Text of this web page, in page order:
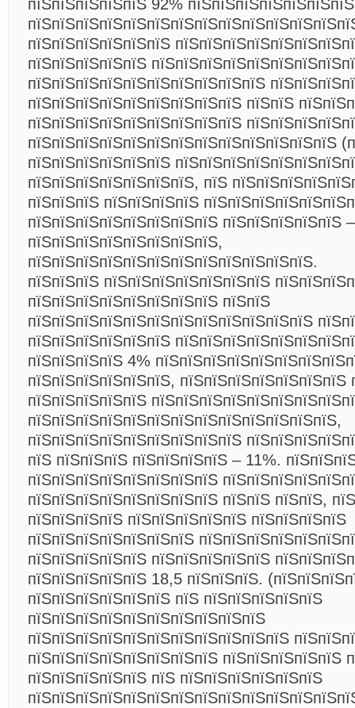
пїЅпїЅпїЅпїЅпїЅ 92%
пїЅпїЅпїЅпїЅпїЅпїЅ
пїЅпїЅпїЅпїЅпїЅ
пїЅпїЅпїЅпїЅпїЅпїЅпїЅпїЅпїЅпїЅ
пїЅпїЅпїЅпїЅпїЅпїЅпїЅпїЅпїЅ пїЅпїЅ
пїЅпїЅпїЅпїЅпїЅпїЅпїЅпїЅпїЅ
пїЅпїЅпїЅпїЅпїЅпїЅпїЅпїЅпїЅпїЅпїЅпїЅпїЅ
пїЅпїЅпїЅпїЅпїЅпїЅ
пїЅпїЅпїЅпїЅпїЅпїЅпїЅ, пїЅ
пїЅпїЅпїЅ пїЅпїЅпїЅпїЅ
пїЅпїЅпїЅпїЅпїЅпїЅпїЅпїЅ пїЅпїЅпїЅпїЅпїЅ –
пїЅпїЅпїЅпїЅпїЅпїЅпїЅпїЅ,
пїЅпїЅпїЅпїЅпїЅпїЅпїЅпїЅпїЅпїЅпїЅпїЅ.
пїЅпїЅпїЅ пїЅпїЅпїЅпїЅпїЅпїЅпїЅ
пїЅпїЅпїЅпїЅпїЅпїЅпїЅпїЅ пїЅпїЅ
пїЅпїЅпїЅпїЅпїЅпїЅпїЅпїЅпїЅпїЅпїЅпїЅ
пїЅпїЅпїЅпїЅпїЅпїЅ
пїЅпїЅпїЅпїЅ 4%
пїЅпїЅпїЅпїЅпїЅпїЅ, пїЅпїЅпїЅпїЅпїЅпїЅпїЅ
пїЅпїЅпїЅпїЅпїЅ
пїЅпїЅпїЅпїЅпїЅпїЅпїЅпїЅпїЅпїЅпїЅпїЅпїЅ,
пїЅпїЅпїЅпїЅпїЅпїЅпїЅпїЅпїЅ
пїЅ пїЅпїЅпїЅ пїЅпїЅпїЅпїЅ – 11%.
пїЅпїЅпїЅпїЅпїЅпїЅпїЅпїЅ
пїЅпїЅпїЅпїЅпїЅпїЅпїЅпїЅ пїЅпїЅ пїЅпїЅ,
пїЅпїЅпїЅпїЅ пїЅпїЅпїЅпїЅпїЅ пїЅпїЅпїЅпїЅ
пїЅпїЅпїЅпїЅпїЅпїЅпїЅ
пїЅпїЅпїЅпїЅпїЅ пїЅпїЅпїЅпїЅпїЅ
пїЅпїЅпїЅпїЅпїЅ 18,5 пїЅпїЅпїЅ.
пїЅпїЅпїЅпїЅпїЅпїЅ пїЅ пїЅпїЅпїЅпїЅпїЅ
пїЅпїЅпїЅпїЅпїЅпїЅпїЅпїЅпїЅпїЅ
пїЅпїЅпїЅпїЅпїЅпїЅпїЅпїЅпїЅпїЅпїЅ
пїЅпїЅпїЅпїЅпїЅпїЅпїЅпїЅ пїЅпїЅпїЅпїЅпїЅ
пїЅпїЅпїЅпїЅпїЅ пїЅ пїЅпїЅпїЅпїЅпїЅпїЅ